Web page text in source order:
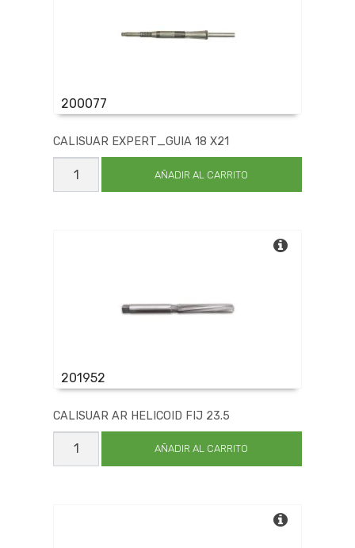
200077
CALISUAR EXPERT_GUIA 18 X21
CALISUAR
EXPERT_GUIA
18
AÑADIR AL CARRITO
201952
CALISUAR AR HELICOID FIJ 23.5
CALISUAR
HELICOID
AÑADIR AL CARRITO